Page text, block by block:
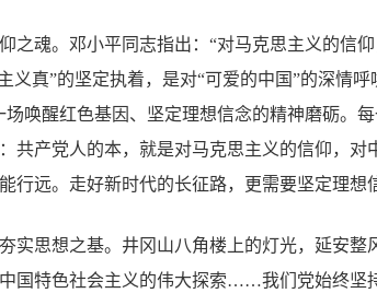
之魂。邓小平同志指出：“对马克思主义的信
义真”的坚定执着，是对“可爱的中国”的深情呼
唤醒红色基因、坚定理想信念的精神磨砺。
共产党人的本，就是对马克思主义的信仰，对
行远。走好新时代的长征路，更需要坚定理想
实思想之基。井冈山八角楼上的灯光，延安整
国特色社会主义的伟大探索……我们党始终坚